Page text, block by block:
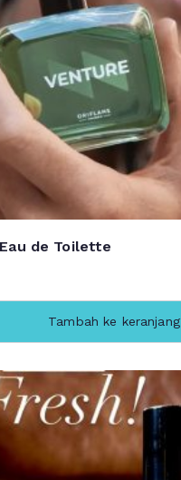
Eau de Toilette
Tambah ke keranjang